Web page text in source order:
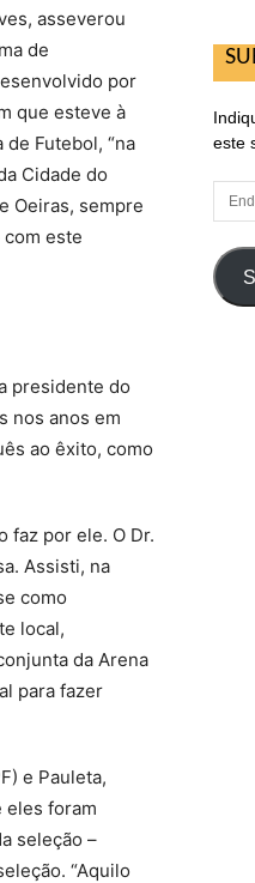
asseverou
de
por
que esteve à
Futebol, “na
Cidade do
Oeiras, sempre
este
presidente do
nos anos em
ao êxito, como
faz por ele. O Dr.
Assisti, na
como
local,
da Arena
para fazer
e Pauleta,
eles foram
seleção –
“Aquilo
este
de